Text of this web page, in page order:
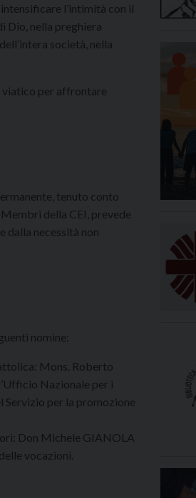
l’intimità con il
Dio, nella preghiera
società, nella
viatico per affrontare
tenuto conto
della CEI, prevede
dalla necessità non
nomine:
Mons. Roberto
Nazionale per i
per la promozione
Don Michele GIANOLA
vocazioni.